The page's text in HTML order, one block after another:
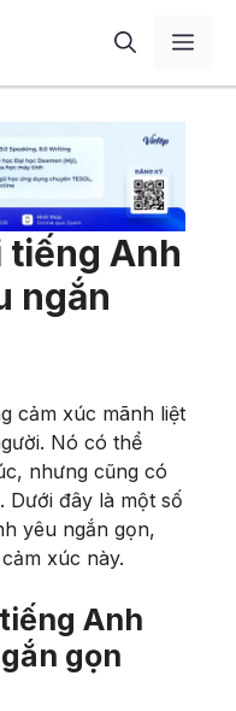
tiếng Anh
ngắn
cảm xúc mãnh liệt
Nó có thể
nhưng cũng có
Dưới đây là một số
yêu ngắn gọn,
xúc này.
Anh
gọn